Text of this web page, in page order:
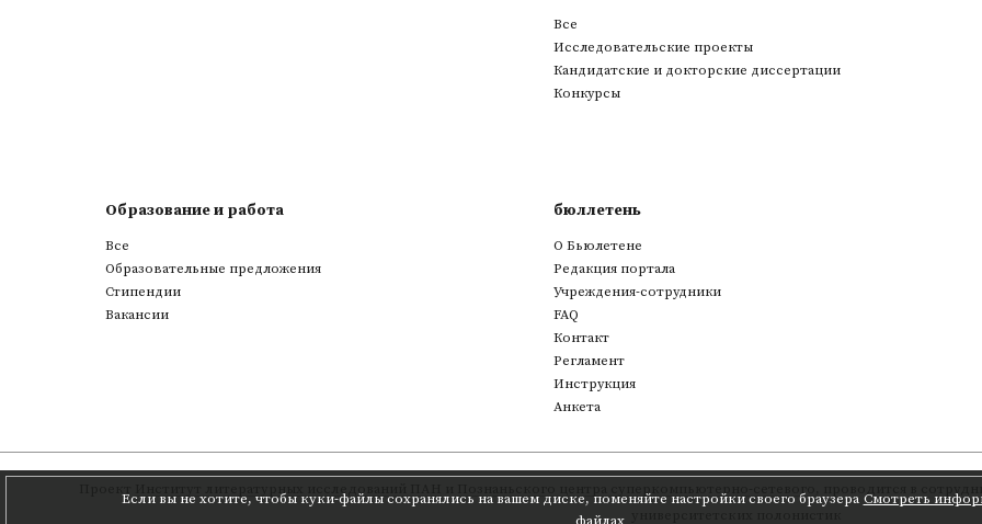
Если вы не хотите, чтобы куки-файлы сохранялись на вашем диске, поменяйте настройки своего браузера Смотреть
Все
Исследовательские проекты
Кандидатские и докторские диссертации
Конкурсы
Образование и работа
Все
Образовательные предложения
Стипендии
Вакансии
бюллетень
О Бьюлетене
Редакция портала
Учреждения-сотрудники
FAQ
Контакт
Регламент
Инструкция
Анкета
Институт литературных исследований ПАН Познаньского центра суперкомпьютерно-сетевого